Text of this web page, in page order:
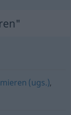
(ugs.),